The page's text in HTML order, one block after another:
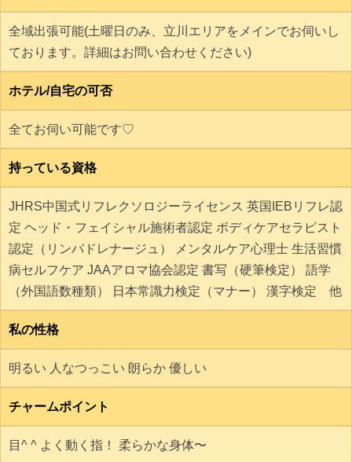
全域出張可能(土曜日のみ、立川エリアをメインでお伺いし
ております。詳細はお問い合わせください)
ホテル/自宅の可否
全てお伺い可能です♡
持っている資格
JHRS中国式リフレクソロジーライセンス 英国IEBリフレ認
定 ヘッド・フェイシャル施術者認定 ボディケアセラピスト
認定（リンパドレナージュ） メンタルケア心理士 生活習慣
病セルフケア JAAアロマ協会認定 書写（硬筆検定） 語学
（外国語数種類） 日本常識力検定（マナー） 漢字検定 他
私の性格
明るい 人なつっこい 朗らか 優しい
チャームポイント
目^ ^ よく動く指！ 柔らかな身体〜